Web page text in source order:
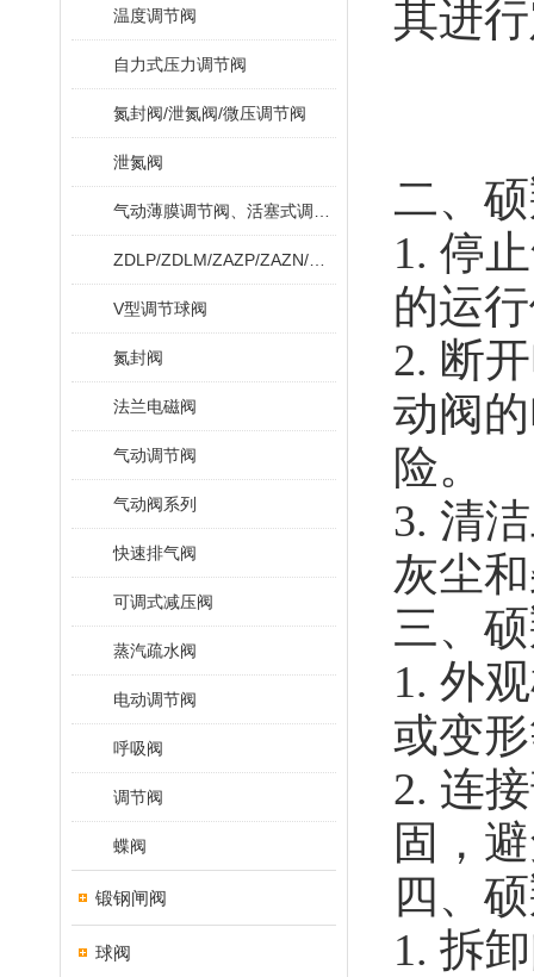
温度调节阀
自力式压力调节阀
氮封阀/泄氮阀/微压调节阀
泄氮阀
V型调节球阀
氮封阀
法兰电磁阀
气动调节阀
气动阀系列
快速排气阀
可调式减压阀
蒸汽疏水阀
电动调节阀
呼吸阀
调节阀
蝶阀
锻钢闸阀
球阀
其进
二、
1. 停
的运
2. 断
动阀
险。
3. 清
灰尘
三、
1. 外
或变
2. 连
固，
四、
1. 拆